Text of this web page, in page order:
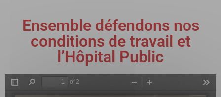
Ensemble défendons nos
conditions de travail et
l’Hôpital Public